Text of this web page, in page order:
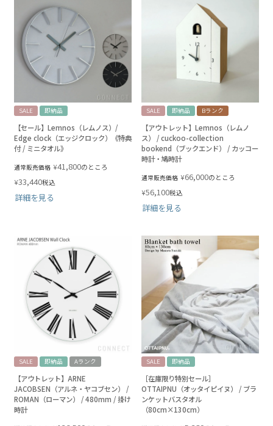
SALE 即納品
【セール】Lemnos（レムノス）/
Edge clock（エッジクロック）《特典
付 / ミニタオル》
通常販売価格 ¥41,800のところ
¥33,440税込
詳細を見る
SALE 即納品 Bランク
【アウトレット】Lemnos（レムノ
ス） / cuckoo-collection
bookend（ブックエンド） / カッコー
時計・鳩時計
通常販売価格 ¥66,000のところ
¥56,100税込
詳細を見る
SALE 即納品 Aランク
【アウトレット】ARNE
JACOBSEN（アルネ・ヤコブセン） /
ROMAN（ローマン） / 480mm / 掛け
時計
SALE 即納品
［在庫限り特別セール］
OTTAIPNU（オッタイピイヌ） / ブラ
ンケットバスタオル
（80cm×130cm）